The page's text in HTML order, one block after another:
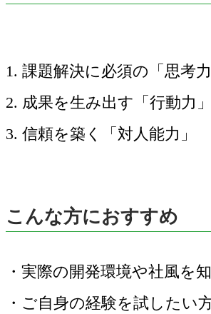
1. 課題解決に必須の「思考力
2. 成果を生み出す「行動力」
3. 信頼を築く「対人能力」
こんな方におすすめ
・実際の開発環境や社風を
・ご自身の経験を試したい